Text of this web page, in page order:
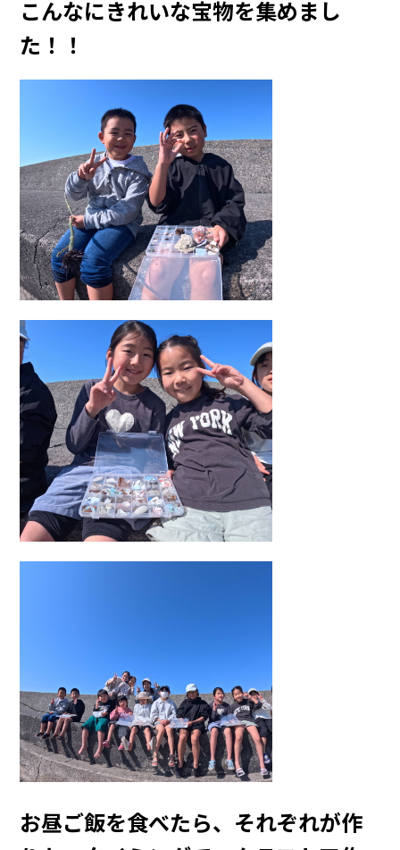
こんなにきれいな宝物を集めまし
た！！
お昼ご飯を食べたら、それぞれが作